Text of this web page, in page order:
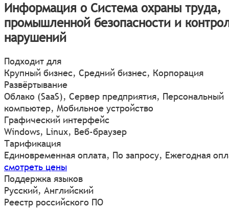
Информация о Система охраны труда,
промышленной безопасности и
нарушений
Подходит для
Крупный бизнес, Средний бизнес, Корпорация
Развёртывание
Облако (SaaS), Сервер предприятия, Персональный
компьютер, Мобильное устройство
Графический интерфейс
Windows, Linux, Веб-браузер
Тарификация
Единовременная оплата, По запросу, Ежегодная
смотреть цены
Поддержка языков
Русский, Английский
Реестр российского ПО